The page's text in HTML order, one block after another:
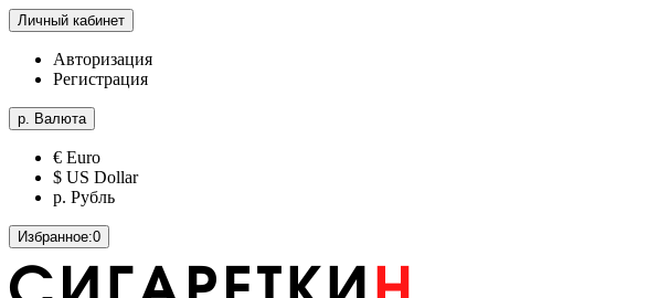
Личный кабинет
Авторизация
Регистрация
р. Валюта
€ Euro
$ US Dollar
р. Рубль
Избранное:0